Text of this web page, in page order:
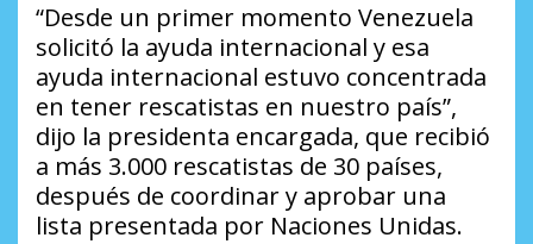
“Desde un primer momento Venezuela
solicitó la ayuda internacional y esa
ayuda internacional estuvo concentrada
en tener rescatistas en nuestro país”,
dijo la presidenta encargada, que recibió
a más 3.000 rescatistas de 30 países,
después de coordinar y aprobar una
lista presentada por Naciones Unidas.